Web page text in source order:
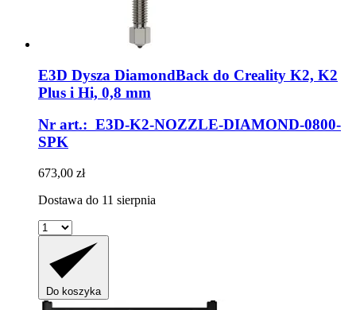
E3D Dysza DiamondBack do Creality K2, K2
Plus i Hi, 0,8 mm
Nr art.: E3D-K2-NOZZLE-DIAMOND-0800-
SPK
673,00 zł
Dostawa do 11 sierpnia
Do koszyka